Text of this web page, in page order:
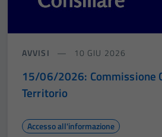
AVVISI 10 GIU 2026
15/06/2026: Commissione
Territorio
Accesso all'informazione